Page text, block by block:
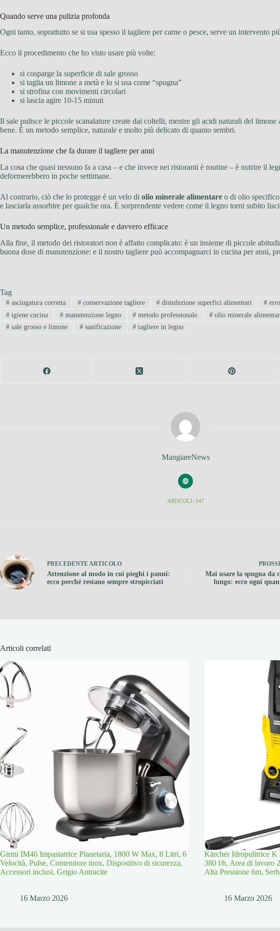
Quando serve una pulizia profonda
Ogni tanto, soprattutto se si usa spesso il tagliere per carne o pesce, serve un
Ecco il procedimento che ho visto usare più volte:
si cosparge la superficie di sale grosso
si taglia un limone a metà e lo si usa come “spugna”
si strofina con movimenti circolari
si lascia agire 10-15 minuti
Il sale pulisce le piccole scanalature create dai coltelli, mentre gli acidi naturali del
bene. È un metodo semplice, naturale e molto più delicato di quanto sembri.
La manutenzione che fa durare il tagliere per anni
La cosa che quasi nessuno fa a casa – e che invece nei ristoranti è routine – è nutrire il
deformerebbero in poche settimane.
Al contrario, ciò che lo protegge è un velo di olio minerale alimentare o di olio
e lasciarla assorbire per qualche ora. È sorprendente vedere come il legno torni subito
Un metodo semplice, professionale e davvero efficace
Alla fine, il metodo dei ristoratori non è affatto complicato: è un insieme di piccole
buona dose di manutenzione: e il nostro tagliere può accompagnarci in cucina per anni,
Tag
#asciugatura corretta #conservazione tagliere # disinfezione superfici alimentari #
#igiene cucina #manutenzione legno # metodo professionale # olio minerale
#sale grosso e limone #sanificazione # tagliere in legno
MangiareNews
ARTICOLI: 547
PRECEDENTE ARTICOLO
Attenzione al modo in cui pieghi i panni:
ecco perché restano sempre stropicciati
Mai usare la spugna da
lungo: ecco ogni
Articoli correlati
Girmi IM46 Impastatrice Planetaria, 1800 W Max, 8 Litri, 6
Velocità, Pulse, Contenitore inox, Dispositivo di sicurezza,
Accessori inclusi, Grigio Antracite
16 Marzo 2026
Kärcher Idropulitrice K
380 l/h, Area di lavoro
Alta Pressione 6m,
16 Marzo 2026